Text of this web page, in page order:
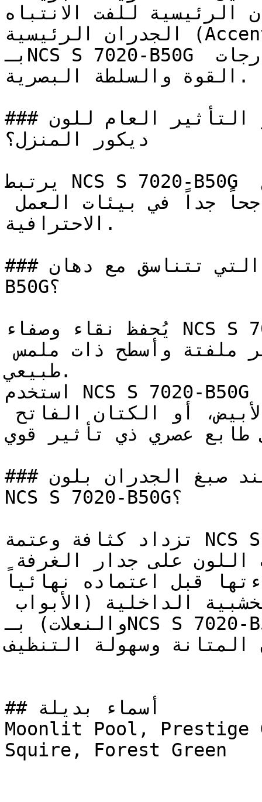
الرئيسية للفت الانتباه.
الجدران الرئيسية (Accent Walls) والأسطح المطلية
بـNCS S 7020-B50G تحدد هوية المساحات بأقصى درجات
القوة والسلطة البصرية.
### ما هو التأثير العام للون NCS S 7020-B50G على
ديكور المنزل؟
يرتبط NCS S 7020-B50G بالتواصل الواضح والإبداع
الاحترافية.
### ما هي الألوان التي تتناسق مع دهان NCS S 7020-
B50G؟
يُحفظ نقاء وصفاء NCS S 7020-B50G على أفضل وجه عند
إحاطته بخلفيات هادئة وغير ملفتة وأسطح ذات ملمس
طبيعي.
استخدم NCS S 7020-B50G مع الخرسانة الخام
طابع عصري ذي تأثير قوي.
### كيف تحصل على نتيجة مثالية عند صبغ الجدران بلون
NCS S 7020-B50G؟
تزداد كثافة وعتمة NCS S 7020-B50G في الفراغات
قبل اعتماده نهائياً.
والنعلات) بـNCS S 7020-B50G، يُنصح باستخدام نصف لمعة
المتانة وسهولة التنظيف.
## أسماء بديلة
Moonlit Pool, Prestige
Squire, Forest Green